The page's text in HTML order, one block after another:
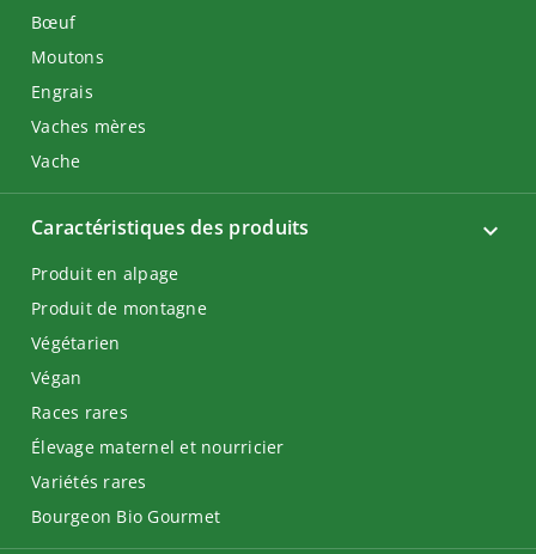
Bœuf
Moutons
Engrais
Vaches mères
Vache
Caractéristiques des produits
Produit en alpage
Produit de montagne
Végétarien
Végan
Races rares
Élevage maternel et nourricier
Variétés rares
Bourgeon Bio Gourmet